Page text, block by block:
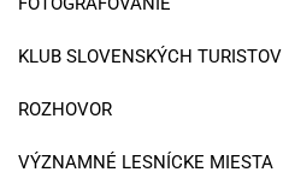
KLUB SLOVENSKÝCH TURISTOV
ROZHOVOR
VÝZNAMNÉ LESNÍCKE MIESTA